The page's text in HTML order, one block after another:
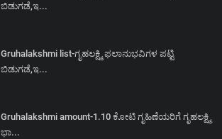
ಬಿಡುಗಡೆ,ಇ...
Gruhalakshmi list-ಗೃಹಲಕ್ಷ್ಮಿ ಫಲಾನುಭವಿಗಳ ಪಟ್ಟಿ
ಬಿಡುಗಡೆ,ಇ...
Gruhalakshmi amount-1.10 ಕೋಟಿ ಗೃಹಿಣೆಯರಿಗೆ ಗೃಹಲಕ್ಷ್ಮಿ
ಭಾ...